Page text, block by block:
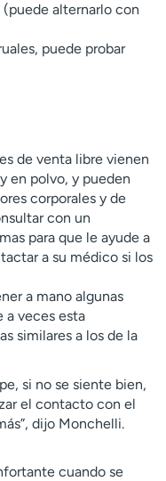
alternarlo con
puede probar
de venta libre vienen
en polvo, y pueden
corporales y de
con un
para que le ayude a
a su médico si los
a mano algunas
a veces esta
similares a los de la
si no se siente bien,
el contacto con el
dijo Monchelli.
cuando se